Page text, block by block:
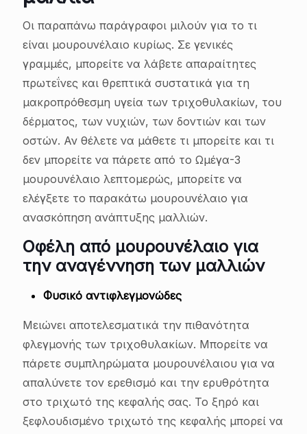
Οι παραπάνω παράγραφοι μιλούν για το τι
είναι μουρουνέλαιο κυρίως. Σε γενικές
γραμμές, μπορείτε να λάβετε απαραίτητες
πρωτεΐνες και θρεπτικά συστατικά για τη
μακροπρόθεσμη υγεία των τριχοθυλακίων, του
δέρματος, των νυχιών, των δοντιών και των
οστών. Αν θέλετε να μάθετε τι μπορείτε και τι
δεν μπορείτε να πάρετε από το Ωμέγα-3
μουρουνέλαιο λεπτομερώς, μπορείτε να
ελέγξετε το παρακάτω μουρουνέλαιο για
ανασκόπηση ανάπτυξης μαλλιών.
Οφέλη από μουρουνέλαιο για
την αναγέννηση των μαλλιών
Φυσικό αντιφλεγμονώδες
Μειώνει αποτελεσματικά την πιθανότητα
φλεγμονής των τριχοθυλακίων. Μπορείτε να
πάρετε συμπληρώματα μουρουνέλαιου για να
απαλύνετε τον ερεθισμό και την ερυθρότητα
στο τριχωτό της κεφαλής σας. Το ξηρό και
ξεφλουδισμένο τριχωτό της κεφαλής μπορεί να